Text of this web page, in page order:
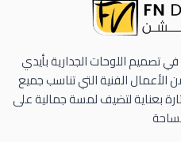
تصميم اللوحات الجدارية بأيدي
الفنية التي تناسب جميع
بعناية لتضيف لمسة جمالية على